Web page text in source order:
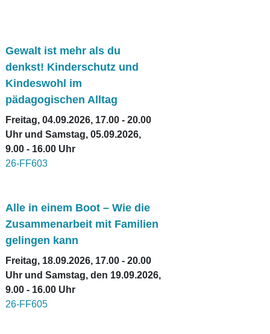
Gewalt ist mehr als du
denkst! Kinderschutz und
Kindeswohl im
pädagogischen Alltag
Freitag, 04.09.2026, 17.00 - 20.00
Uhr und Samstag, 05.09.2026,
9.00 - 16.00 Uhr
26-FF603
Alle in einem Boot – Wie die
Zusammenarbeit mit Familien
gelingen kann
Freitag, 18.09.2026, 17.00 - 20.00
Uhr und Samstag, den 19.09.2026,
9.00 - 16.00 Uhr
26-FF605